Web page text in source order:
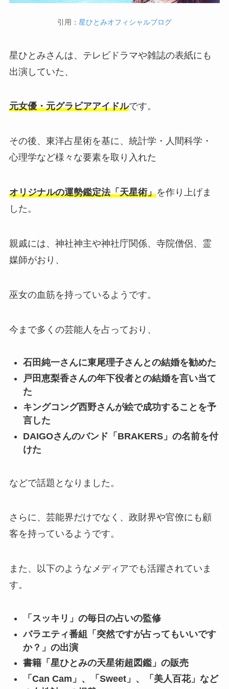
引用： 星ひとみオフィシャルブログ
星ひとみさんは、テレビドラマや雑誌の表紙にも
出演していた、
元女優・元グラビアアイドルです。
その後、東洋占星術を基に、統計学・人間科学・
心理学など様々な要素を取り入れた
オリジナルの運勢鑑定法「天星術」を作り上げま
した。
親戚には、神社神主や神社庁関係、寺院僧侶、霊
媒師がおり、
巫女の血筋を持っているようです。
今まで多くの芸能人を占っており、
石田純一さんに東尾理子さんとの結婚を勧めた
戸田恵梨香さんの年下役者との結婚を言い当て
た
キングコング西野さんが絵で成功することを予
言した
DAIGOさんのバンド「BRAKERS」の名前を付
けた
などで話題となりました。
さらに、芸能界だけでなく、政財界や官僚にも顧
客を持っているようです。
また、以下のようなメディアでも活躍されていま
す。
「スッキリ」の毎日の占いの監修
バラエティ番組「突然ですが占ってもいいです
か？」の出演
書籍「 星ひとみの天星術超図鑑」の販売
「Can Cam」、「Sweet」、「美人百花」など